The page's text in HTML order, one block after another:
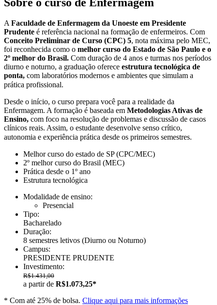
A Faculdade de Enfermagem da Unoeste em Presidente
Prudente é referência nacional na formação de enfermeiros. Com
Conceito Preliminar de Curso (CPC) 5, nota máxima pelo MEC,
foi reconhecida como o melhor curso do Estado de São Paulo e o
2º melhor do Brasil. Com duração de 4 anos e turmas nos períodos
diurno e noturno, a graduação oferece estrutura tecnológica de
ponta, com laboratórios modernos e ambientes que simulam a
prática profissional.
Desde o início, o curso prepara você para a realidade da
Enfermagem. A formação é baseada em Metodologias Ativas de
Ensino, com foco na resolução de problemas e discussão de casos
clínicos reais. Assim, o estudante desenvolve senso crítico,
autonomia e experiência prática desde os primeiros semestres.
Melhor curso do estado de SP (CPC/MEC)
2º melhor curso do Brasil (MEC)
Prática desde o 1º ano
Estrutura tecnológica
Modalidade de ensino:
Presencial
Tipo:
Bacharelado
Duração:
8 semestres letivos (Diurno ou Noturno)
Campus:
PRESIDENTE PRUDENTE
Investimento:
R$1.431,00
a partir de R$1.073,25*
* Com até 25% de bolsa. Clique aqui para mais informações